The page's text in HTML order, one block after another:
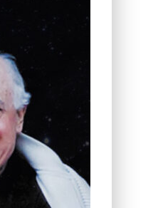
كتاب